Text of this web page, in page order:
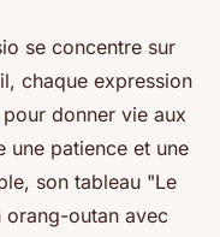
se concentre sur
chaque expression
donner vie aux
une patience et une
son tableau "Le
orang-outan avec